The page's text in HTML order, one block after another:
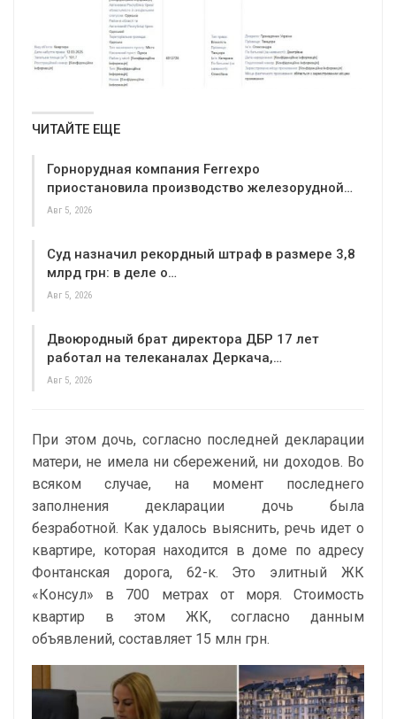
ЧИТАЙТЕ ЕЩЕ
Горнорудная компания Ferrexpo
приостановила производство железорудной…
Авг 5, 2026
Суд назначил рекордный штраф в размере 3,8
млрд грн: в деле о…
Авг 5, 2026
Двоюродный брат директора ДБР 17 лет
работал на телеканалах Деркача,…
Авг 5, 2026
При этом дочь, согласно последней декларации
матери, не имела ни сбережений, ни доходов. Во
всяком случае, на момент последнего
заполнения декларации дочь была
безработной. Как удалось выяснить, речь идет о
квартире, которая находится в доме по адресу
Фонтанская дорога, 62-к. Это элитный ЖК
«Консул» в 700 метрах от моря. Стоимость
квартир в этом ЖК, согласно данным
объявлений, составляет 15 млн грн.